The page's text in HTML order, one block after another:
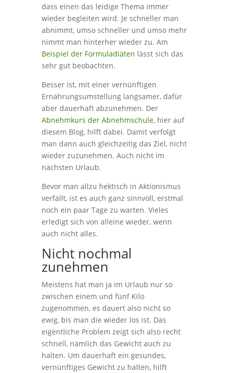
dass einen das leidige Thema immer
wieder begleiten wird. Je schneller man
abnimmt, umso schneller und umso mehr
nimmt man hinterher wieder zu. Am
Beispiel der Formuladiäten lässt sich das
sehr gut beobachten.
Besser ist, mit einer vernünftigen
Ernährungsumstellung langsamer, dafür
aber dauerhaft abzunehmen. Der
Abnehmkurs der Abnehmschule, hier auf
diesem Blog, hilft dabei. Damit verfolgt
man dann auch gleichzeitig das Ziel, nicht
wieder zuzunehmen. Auch nicht im
nächsten Urlaub.
Bevor man allzu hektisch in Aktionismus
verfällt, ist es auch ganz sinnvoll, erstmal
noch ein paar Tage zu warten. Vieles
erledigt sich von alleine wieder, wenn
auch nicht alles.
Nicht nochmal
zunehmen
Meistens hat man ja im Urlaub nur so
zwischen einem und fünf Kilo
zugenommen, es dauert also nicht so
ewig, bis man die wieder los ist. Das
eigentliche Problem zeigt sich also recht
schnell, nämlich das Gewicht auch zu
halten. Um dauerhaft ein gesundes,
vernünftiges Gewicht zu halten, hilft